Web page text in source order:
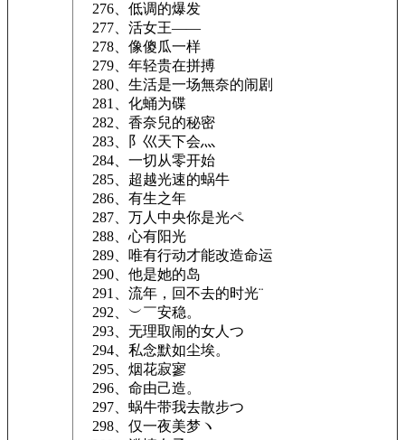
276、低调的爆发
277、活女王——
278、像傻瓜一样
279、年轻贵在拼搏
280、生活是一场無奈的闹剧
281、化蛹为碟
282、香奈兒的秘密
283、阝巛天下会灬
284、一切从零开始
285、超越光速的蜗牛
286、有生之年
287、万人中央你是光ペ
288、心有阳光
289、唯有行动才能改造命运
290、他是她的岛
291、流年，回不去的时光¨
292、︶￣安稳。
293、无理取闹的女人つ
294、私念默如尘埃。
295、烟花寂寥
296、命由己造。
297、蜗牛带我去散步つ
298、仅一夜美梦ヽ